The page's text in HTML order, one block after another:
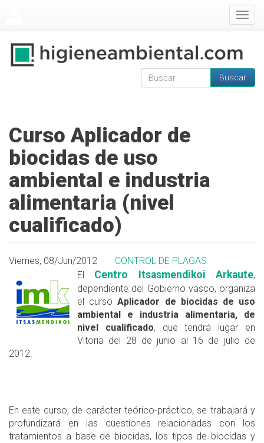
Formulario de
Buscar
Curso Aplicador de
biocidas de uso
ambiental e industria
alimentaria (nivel
cualificado)
Viernes, 08/Jun/2012
CONTROL DE PLAGAS
El Centro Itsasmendikoi Arkaute,
dependiente del Gobierno vasco, organiza
el cursoAplicador de biocidas de uso
ambiental e industria alimentaria, de
nivel cualificado, que tendrá lugar en
Vitoria del 28 de junio al 16 de julio de
2012.
En este curso, de carácter teórico-práctico, se trabajará y
profundizará en las cuestiones relacionadas con los
tratamientos a base de biocidas, los tipos de biocidas y